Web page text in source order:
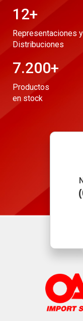
12+
Representaciones y
Distribuciones
7.200+
Productos
en stock